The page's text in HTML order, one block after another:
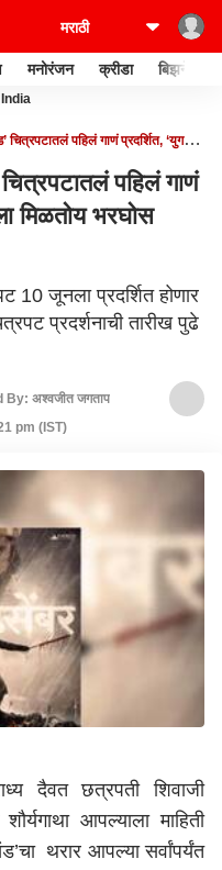
मनोरंजन क्रीडा बिझनेस
पहिलं गाणं प्रदर्शित, ‘युगत
पहिलं गाणं
मिळतोय भरघोस
10 जूनला प्रदर्शित होणार
प्रदर्शनाची तारीख पुढे
By: अश्वजीत जगताप
pm (IST)
दैवत छत्रपती शिवाजी
आपल्याला माहिती
थरार आपल्या सर्वांपर्यंत